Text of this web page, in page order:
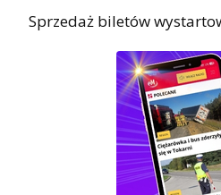
Sprzedaż biletów